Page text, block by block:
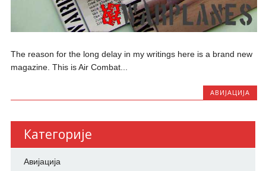
The reason for the long delay in my writings here is a brand new
magazine. This is Air Combat...
АВИЈАЦИЈА
Категорије
Авијација